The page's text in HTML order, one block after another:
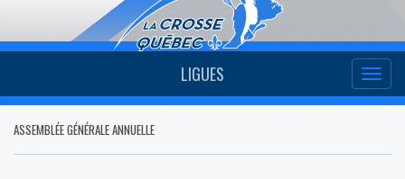
LIGUES
ASSEMBLÉE GÉNÉRALE ANNUELLE